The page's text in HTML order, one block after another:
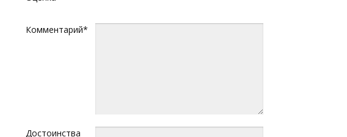
Комментарий*
Достоинства